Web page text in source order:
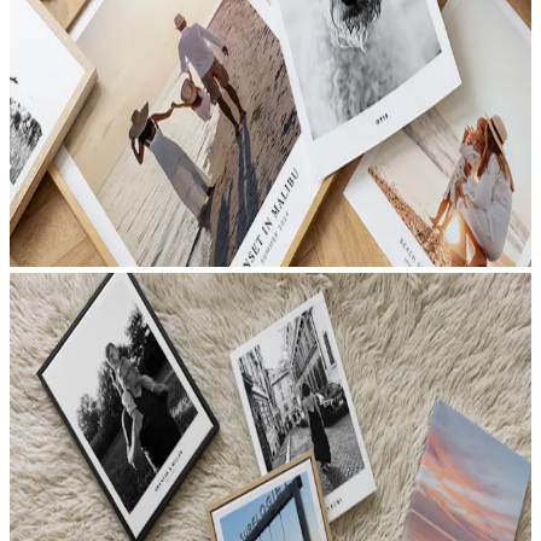
POSTER FOTOGRAFICI
PERSONALIZZATI
CREA ORA